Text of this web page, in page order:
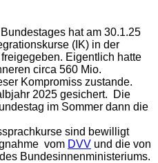
hat am 30.1.25
(IK) in der
Eigentlich hatte
circa 560 Mio.
Kompromiss zustande.
2025 gesichert. Die
im Sommer dann die
sind bewilligt
vom DVV und die von
Bundesinnenministeriums.